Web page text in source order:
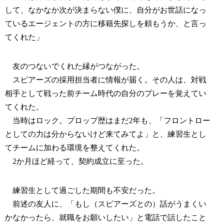
して、なかなか次が決まらない僕に、自分がお世話になっ
ているエージェントの方に移籍先探しを頼もうか、と言っ
てくれた」
友のつないでくれた縁がつながった。
スピアーズの採用担当者に情報が届く。その人は、対戦
相手として戦った前チーム時代の自分のプレーを覚えてい
てくれた。
当時はロック。プロップ歴はまだ2年も、「フロントロー
としての力は分からないけど来てみてよ」と、練習生とし
てチームに加わる環境を整えてくれた。
2か月ほど経って、契約成立に至った。
練習生として過ごした期間も不安だった。
前述の友人に、「もし（スピアーズとの）話がうまくい
かなかったら、就職をお願いしたい」と電話で話したこと